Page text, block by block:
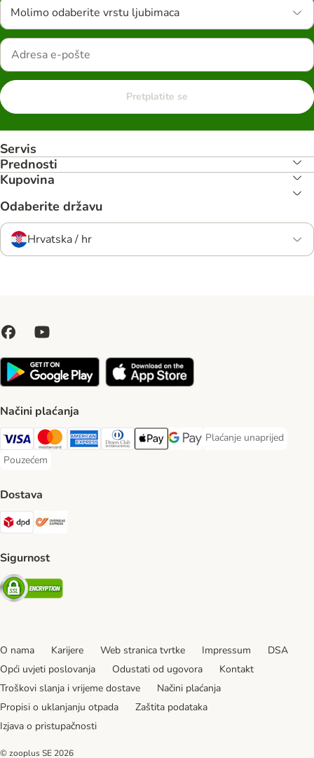
Molimo odaberite vrstu ljubimaca
Pretplatite se
Servis
Prednosti
Kupovina
Odaberite državu
Hrvatska / hr
Načini plaćanja
Visa Payment Method
MasterCard Payment Method
American Express Payment Method
Diners Club Payment Method
Payment MethodGoogle pay Payment Method
Plaćanje unaprijed
Plaćanje unaprijed
Pouzećem
Pouzećem Payment Method
Dostava
DPD Shipping Method
Sigurnost
Security
O nama Karijere Web stranica tvrtke Impressum
DSA
Opći uvjeti poslovanja
Odustati od ugovora
Kontakt
Troškovi slanja i vrijeme dostave
Načini plaćanja
Propisi o uklanjanju otpada
Zaštita podataka
Izjava o pristupačnosti
© zooplus SE 2026